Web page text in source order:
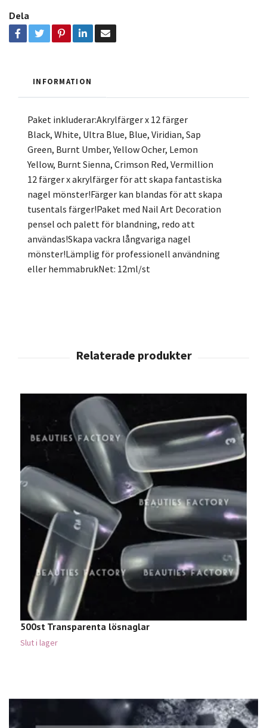
Dela
INFORMATION
Paket inkluderar:Akrylfärger x 12 färger
Black, White, Ultra Blue, Blue, Viridian, Sap
Green, Burnt Umber, Yellow Ocher, Lemon
Yellow, Burnt Sienna, Crimson Red, Vermillion
12 färger x akrylfärger för att skapa fantastiska
nagel mönster!Färger kan blandas för att skapa
tusentals färger!Paket med Nail Art Decoration
pensel och palett för blandning, redo att
användas!Skapa vackra långvariga nagel
mönster!Lämplig för professionell användning
eller hemmabrukNet: 12ml/st
500st Transparenta lösnaglar
Slut i lager